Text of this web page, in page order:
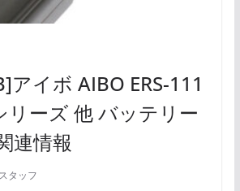
アイボ AIBO ERS-111
リーズ 他 バッテリー
連情報
スタッフ